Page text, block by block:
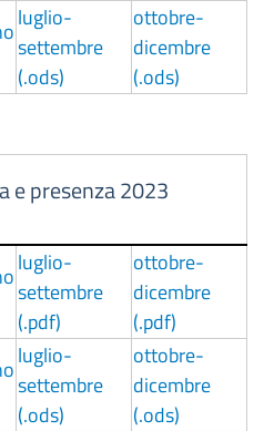
luglio-
settembre
(.ods)
ottobre-
dicembre
(.ods)
e presenza 2023
luglio-
settembre
(.pdf)
ottobre-
dicembre
(.pdf)
luglio-
settembre
(.ods)
ottobre-
dicembre
(.ods)